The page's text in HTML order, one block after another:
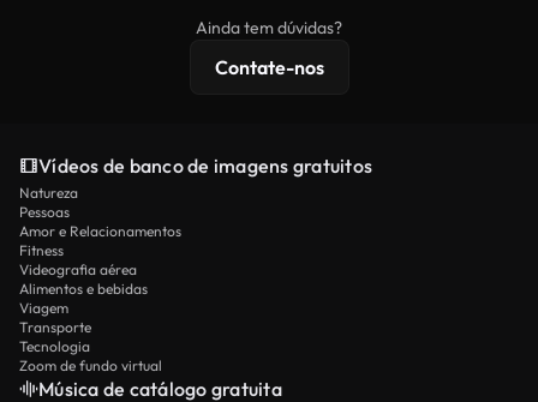
licenciamento estendidas.
Ainda tem dúvidas?
Contate-nos
Vídeos de banco de imagens gratuitos
Natureza
Pessoas
Amor e Relacionamentos
Fitness
Videografia aérea
Alimentos e bebidas
Viagem
Transporte
Tecnologia
Zoom de fundo virtual
Música de catálogo gratuita